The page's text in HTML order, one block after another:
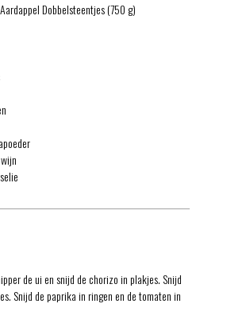
Dobbelsteentjes (750 g)
de ui en snijd de chorizo in plakjes. Snijd
Snijd de paprika in ringen en de tomaten in